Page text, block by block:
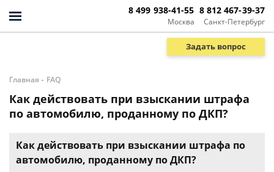
Москва
8 499 938-41-55
Санкт-Петербург
8 812 467-39-37
Задать вопрос
Главная - FAQ
Как действовать при взыскании штрафа
по автомобилю, проданному по ДКП?
Как действовать при взыскании штрафа по
автомобилю, проданному по ДКП?